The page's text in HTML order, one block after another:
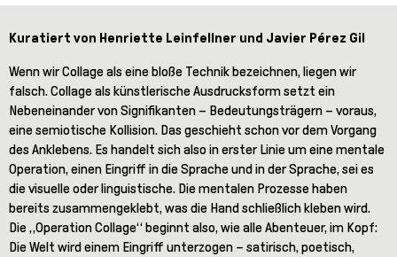
Kuratiert von Henriette Leinfellner und Javier Pérez Gil
Wenn wir Collage als eine bloße Technik bezeichnen, liegen wir
falsch. Collage als künstlerische Ausdrucksform setzt ein
Nebeneinander von Signifikanten – Bedeutungsträgern – voraus,
eine semiotische Kollision. Das geschieht schon vor dem Vorgang
des Anklebens. Es handelt sich also in erster Linie um eine mentale
Operation, einen Eingriff in die Sprache und in der Sprache, sei es
die visuelle oder linguistische. Die mentalen Prozesse haben
bereits zusammengeklebt, was die Hand schließlich kleben wird.
Die „Operation Collage“ beginnt also, wie alle Abenteuer, im Kopf:
Die Welt wird einem Eingriff unterzogen – satirisch, poetisch,